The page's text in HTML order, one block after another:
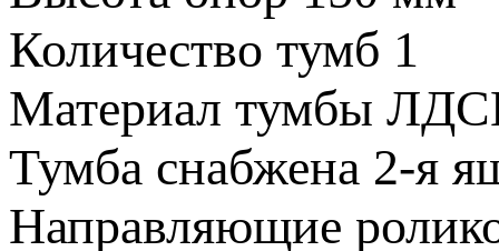
Количество тумб 1
Материал тумбы
Тумба снабжена 2-я
Направляющие